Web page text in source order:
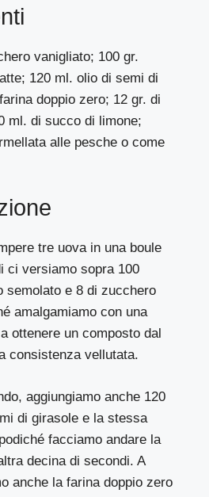
vanigliato; 100 gr.
120 ml. olio di semi di
doppio zero; 12 gr. di
ml. di succo di limone;
alle pesche o come
tre uova in una boule
ci versiamo sopra 100
semolato e 8 di zucchero
amalgamiamo con una
ottenere un composto dal
consistenza vellutata.
aggiungiamo anche 120
di girasole e la stessa
facciamo andare la
decina di secondi. A
anche la farina doppio zero